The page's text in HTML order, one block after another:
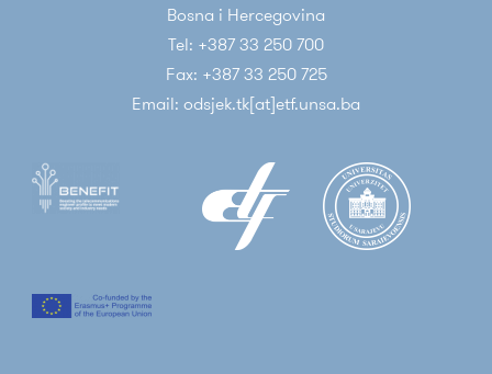
Bosna i Hercegovina
Tel: +387 33 250 700
Fax: +387 33 250 725
Email: odsjek.tk[at]etf.unsa.ba